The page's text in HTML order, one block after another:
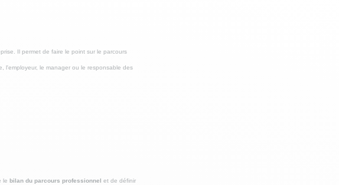
Il permet de faire le point sur le parcours
l'employeur, le manager ou le responsable des
le bilan du parcours professionnel et de définir